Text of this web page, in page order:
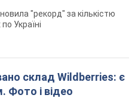
"рекорд" за кількістю
Україні
склад Wildberries: є
Фото і відео